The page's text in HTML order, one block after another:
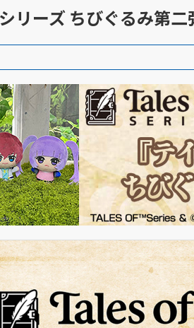
リーズ ちびぐるみ第